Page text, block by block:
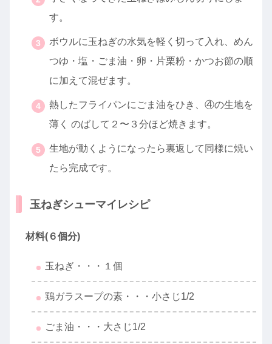
す。
ボウルに玉ねぎの水気を軽く切って入れ、めん
つゆ・塩・ごま油・卵・片栗粉・かつお節の順
に加えて混ぜます。
熱したフライパンにごま油をひき、④の生地を
薄く のばして２〜３分ほど焼きます。
生地が動くようになったら裏返して同様に焼い
たら完成です。
玉ねぎシューマイレシピ
材料(６個分)
玉ねぎ・・・１個
鶏ガラスープの素・・・小さじ1/2
ごま油・・・大さじ1/2